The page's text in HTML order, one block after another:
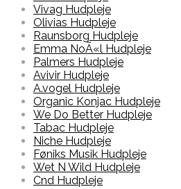
Vivag Hudpleje
Olivias Hudpleje
Raunsborg Hudpleje
Emma NoÃ«l Hudpleje
Palmers Hudpleje
Avivir Hudpleje
A.vogel Hudpleje
Organic Konjac Hudpleje
We Do Better Hudpleje
Tabac Hudpleje
Niche Hudpleje
Føniks Musik Hudpleje
Wet N Wild Hudpleje
Cnd Hudpleje